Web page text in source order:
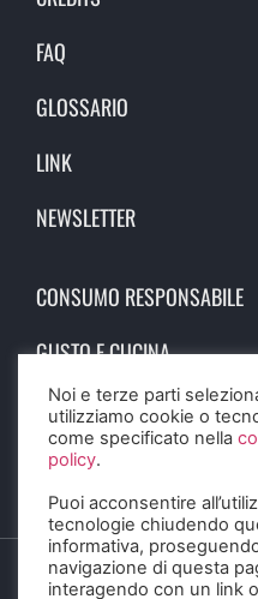
FAQ
GLOSSARIO
LINK
NEWSLETTER
CONSUMO RESPONSABILE
GUSTO E CUCINA
SCIENZA E SALUTE
STORIA E CULTURA
Noi e terze parti
utilizziamo cookie o
come specificato nella
policy.
Puoi acconsentire
tecnologie chiudendo
informativa,
navigazione di questa
interagendo con un link